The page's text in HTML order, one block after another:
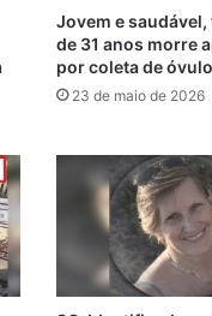
Jovem e
de 31 anos morre
por coleta de
23 de maio de 2026